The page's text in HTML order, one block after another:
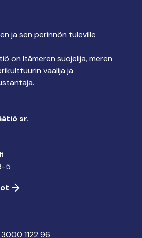
ja sen perinnön tuleville
on Itämeren suojelija, meren
vaalija ja
sr.
5
3000 1122 96